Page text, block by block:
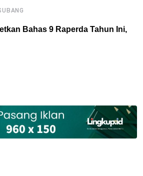
Bahas 9 Raperda Tahun Ini,